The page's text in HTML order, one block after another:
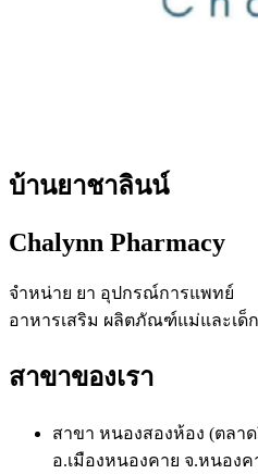
บ้านยาชาลินน์
Chalynn Pharmacy
จำหน่าย ยา อุปกรณ์การแพทย์
อาหารเสริม ผลิตภัณฑ์แม่และเด็ก
สาขาของเรา
สาขา หนองสองห้อง (ตลา
อ.เมืองหนองคาย จ.หนองค